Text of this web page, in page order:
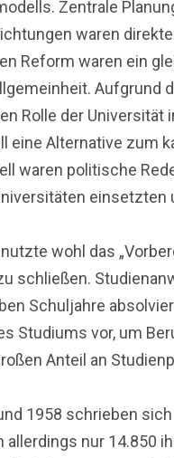
Zentrale
waren
Reform waren ein
Aufgrund
Rolle der
eine Alternative zum
waren politische
wohl das
schließen.
Schuljahre
Studiums vor, um
Anteil an
1958 schrieben
allerdings nur 14.850